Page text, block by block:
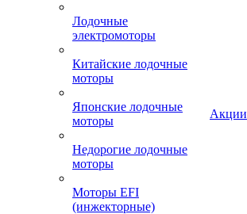
Лодочные
электромоторы
Китайские лодочные
моторы
Японские лодочные
моторы
Недорогие лодочные
моторы
Моторы EFI
(инжекторные)
Акции